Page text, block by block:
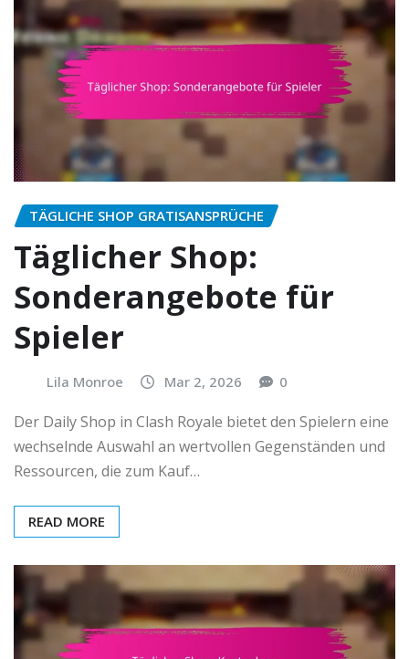
TÄGLICHE SHOP GRATISANSPRÜCHE
Täglicher Shop:
Sonderangebote für
Spieler
Lila Monroe Mar 2, 2026 0
Der Daily Shop in Clash Royale bietet den Spielern eine
wechselnde Auswahl an wertvollen Gegenständen und
Ressourcen, die zum Kauf…
READ MORE